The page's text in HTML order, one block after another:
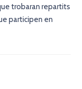
trobaran repartits
participen en